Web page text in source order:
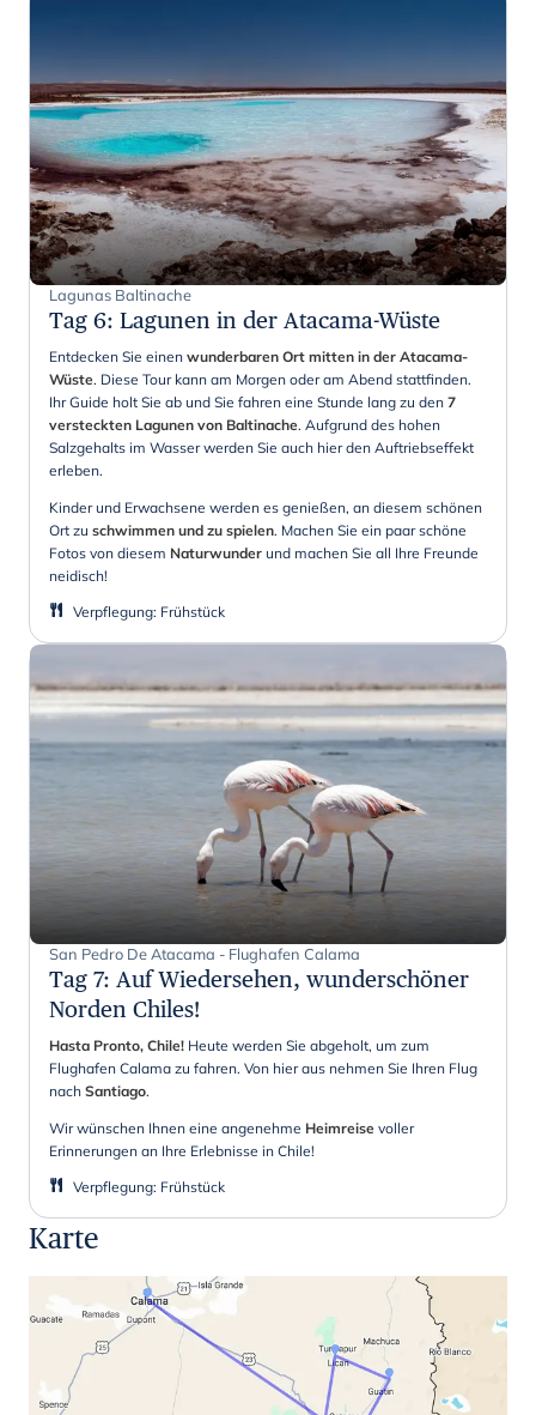
Lagunas Baltinache
Tag 6: Lagunen in der Atacama-Wüste
Entdecken Sie einen wunderbaren Ort mitten in der Atacama-
Wüste. Diese Tour kann am Morgen oder am Abend stattfinden.
Ihr Guide holt Sie ab und Sie fahren eine Stunde lang zu den 7
versteckten Lagunen von Baltinache. Aufgrund des hohen
Salzgehalts im Wasser werden Sie auch hier den Auftriebseffekt
erleben.
Kinder und Erwachsene werden es genießen, an diesem schönen
Ort zu schwimmen und zu spielen. Machen Sie ein paar schöne
Fotos von diesem Naturwunder und machen Sie all Ihre Freunde
neidisch!
Verpflegung: Frühstück
San Pedro De Atacama - Flughafen Calama
Tag 7: Auf Wiedersehen, wunderschöner
Norden Chiles!
Hasta Pronto, Chile! Heute werden Sie abgeholt, um zum
Flughafen Calama zu fahren. Von hier aus nehmen Sie Ihren Flug
nach Santiago.
Wir wünschen Ihnen eine angenehme Heimreise voller
Erinnerungen an Ihre Erlebnisse in Chile!
Verpflegung: Frühstück
Karte